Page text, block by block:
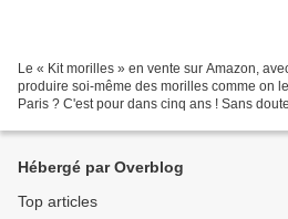
Le « Kit morilles » en vente sur Amazon,
produire soi-même des morilles comme on
Paris ? C'est pour dans cinq ans ! Sans
Hébergé par Overblog
Top articles